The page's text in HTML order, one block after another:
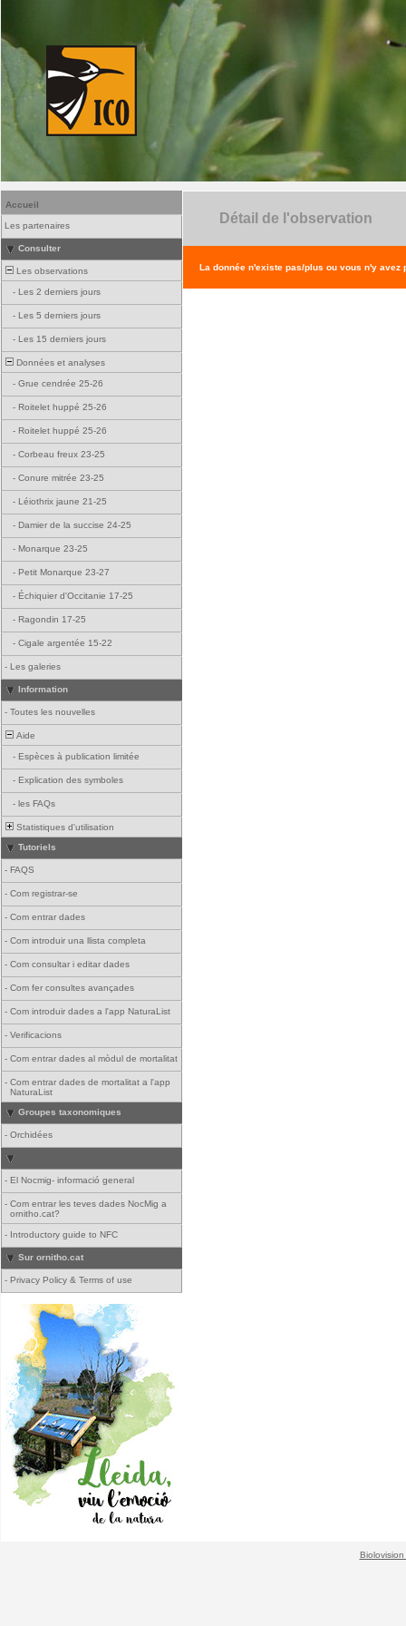
Accueil
Les partenaires
Consulter
Les observations
- Les 2 derniers jours
- Les 5 derniers jours
- Les 15 derniers jours
Données et analyses
- Grue cendrée 25-26
- Roitelet huppé 25-26
- Roitelet huppé 25-26
- Corbeau freux 23-25
- Conure mitrée 23-25
- Léiothrix jaune 21-25
- Damier de la succise 24-25
- Monarque 23-25
- Petit Monarque 23-27
- Échiquier d'Occitanie 17-25
- Ragondin 17-25
- Cigale argentée 15-22
- Les galeries
Information
- Toutes les nouvelles
Aide
- Espèces à publication limitée
- Explication des symboles
- les FAQs
Statistiques d'utilisation
Tutoriels
- FAQS
- Com registrar-se
- Com entrar dades
- Com introduir una llista completa
- Com consultar i editar dades
- Com fer consultes avançades
- Com introduir dades a l'app NaturaList
- Verificacions
- Com entrar dades al mòdul de mortalitat
- Com entrar dades de mortalitat a l'app
NaturaList
Groupes taxonomiques
- Orchidées
- El Nocmig- informació general
- Com entrar les teves dades NocMig a
ornitho.cat?
- Introductory guide to NFC
Sur ornitho.cat
- Privacy Policy & Terms of use
Détail de l'observation
La donnée n'existe pas/plus ou vous n'y avez
Biolovision